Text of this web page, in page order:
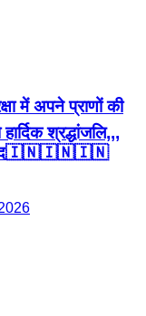
में अपने प्राणों की
श्रद्धांजलि,,,